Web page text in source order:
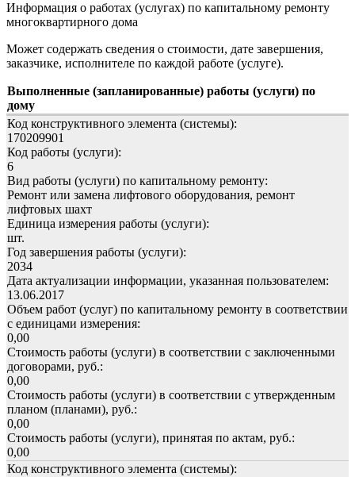
Информация о работах (услугах) по капитальному ремонту
многоквартирного дома
Может содержать сведения о стоимости, дате завершения,
заказчике, исполнителе по каждой работе (услуге).
Выполненные (запланированные) работы (услуги) по
дому
Код конструктивного элемента (системы):
170209901
Код работы (услуги):
6
Вид работы (услуги) по капитальному ремонту:
Ремонт или замена лифтового оборудования, ремонт
лифтовых шахт
Единица измерения работы (услуги):
шт.
Год завершения работы (услуги):
2034
Дата актуализации информации, указанная пользователем:
13.06.2017
Объем работ (услуг) по капитальному ремонту в соответствии
с единицами измерения:
0,00
Стоимость работы (услуги) в соответствии с заключенными
договорами, руб.:
0,00
Стоимость работы (услуги) в соответствии с утвержденным
планом (планами), руб.:
0,00
Стоимость работы (услуги), принятая по актам, руб.:
0,00
Код конструктивного элемента (системы):